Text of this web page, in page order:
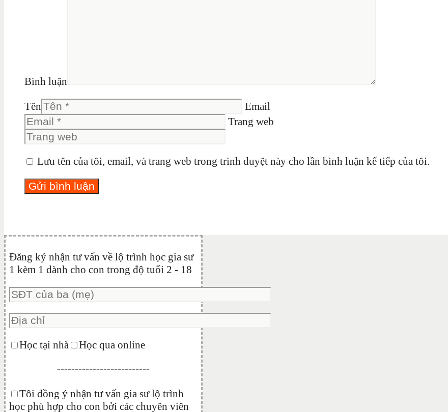
Bình luận
Tên
Email
Trang web
Lưu tên của tôi, email, và trang web trong trình duyệt này cho lần bình luận kế tiếp của tôi.
Đăng ký nhận tư vấn về lộ trình học gia sư
1 kèm 1 dành cho con trong độ tuổi 2 - 18
Học tại nhà
Học qua online
--------------------------
Tôi đồng ý nhận tư vấn gia sư lộ trình
học phù hợp cho con bởi các chuyên viên